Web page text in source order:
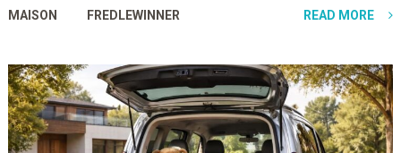
MAISON FREDLEWINNER READ MORE